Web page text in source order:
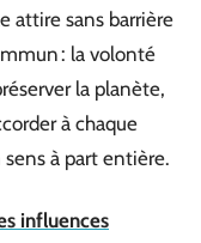
attire sans barrière
: la volonté
la planète,
à chaque
à part entière.
influences